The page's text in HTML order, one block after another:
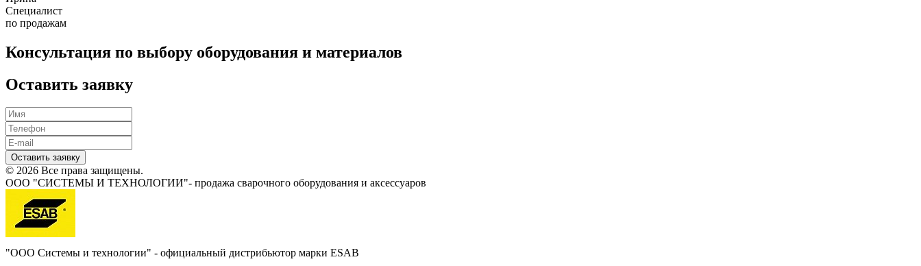
Специалист
по продажам
Консультация по выбору оборудования и материалов
Оставить заявку
Оставить заявку
© 2026 Все права защищены.
ООО "СИСТЕМЫ И ТЕХНОЛОГИИ"- продажа сварочного оборудования и аксессуаров
"ООО Системы и технологии" - официальный дистрибьютор марки ESAB